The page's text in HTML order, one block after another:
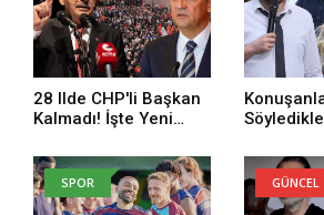
28 Ilde CHP'li Başkan
Kalmadı! İşte Yeni
Sayısı
SPOR GÜNCEL